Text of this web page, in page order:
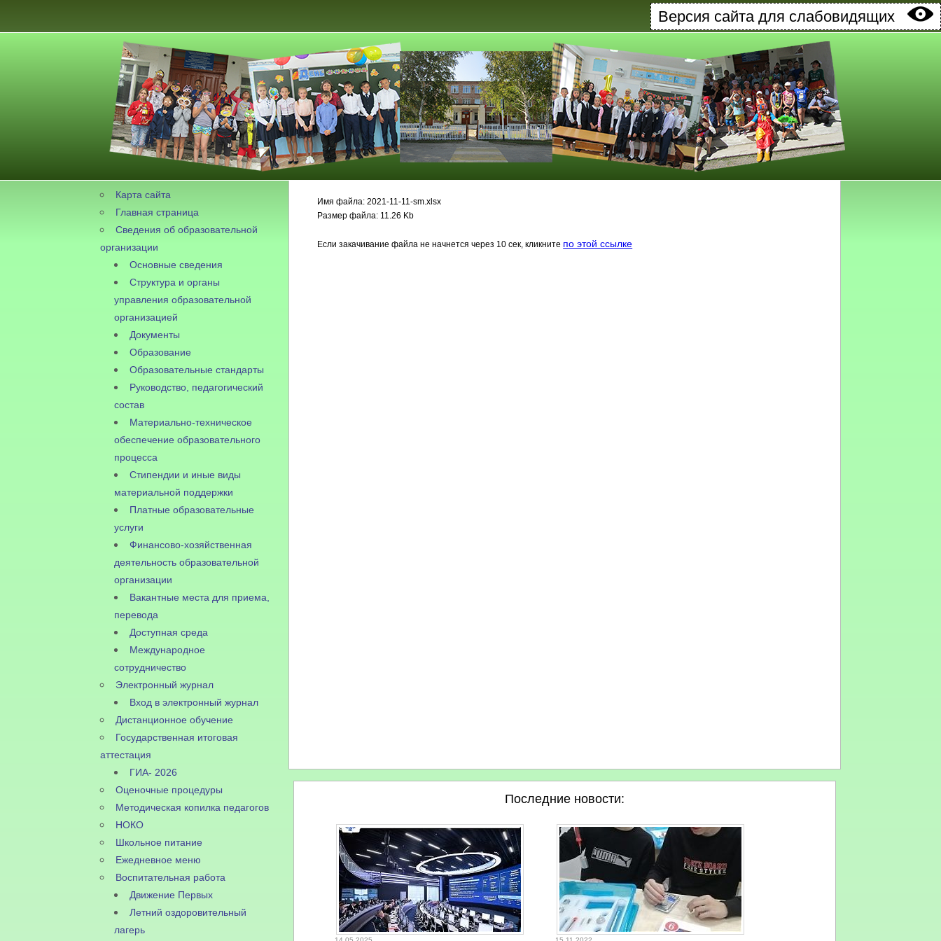
Версия сайта для слабовидящих
Карта сайта
Главная страница
Сведения об образовательной
организации
Основные сведения
Структура и органы
управления образовательной
организацией
Документы
Образование
Образовательные стандарты
Руководство, педагогический
состав
Материально-техническое
обеспечение образовательного
процесса
Стипендии и иные виды
материальной поддержки
Платные образовательные
услуги
Финансово-хозяйственная
деятельность образовательной
организации
Вакантные места для приема,
перевода
Доступная среда
Международное
сотрудничество
Электронный журнал
Вход в электронный журнал
Дистанционное обучение
Государственная итоговая
аттестация
ГИА- 2026
Оценочные процедуры
Методическая копилка педагогов
НОКО
Школьное питание
Ежедневное меню
Воспитательная работа
Движение Первых
Летний оздоровительный
лагерь
Имя файла: 2021-11-11-sm.xlsx
Размер файла: 11.26 Kb
Если закачивание файла не начнется через 10 сек, кликните по этой ссылке
Последние новости: